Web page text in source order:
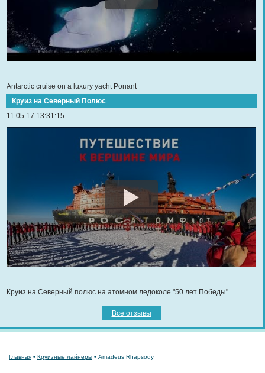
Antarctic cruise on a luxury yacht Ponant
Круиз на Северный Полюс
11.05.17 13:31:15
Круиз на Северный полюс на атомном ледоколе "50 лет Победы"
Все отзывы
Главная • Круизные лайнеры • Amadeus Rhapsody